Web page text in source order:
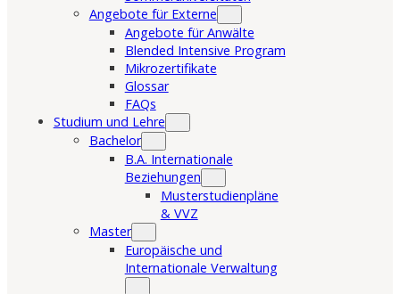
Angebote für Externe
Angebote für Anwälte
Blended Intensive Program
Mikrozertifikate
Glossar
FAQs
Studium und Lehre
Bachelor
B.A. Internationale
Beziehungen
Musterstudienpläne
& VVZ
Master
Europäische und
Internationale Verwaltung